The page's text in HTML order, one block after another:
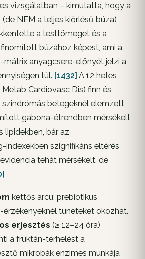
vizsgálatban – kimutatta, hogy a
NEM a teljes kiőrlésű búza)
a testtömeget és a
búzához képest, ami a
mátrix anyagcsere-előnyét jelzi a
túl. [1432] A 12 hetes
Cardiovasc Dis) finn és
betegeknél elemzett
gabona-étrendben mérsékelt
lipidekben, bár az
indexekben szignifikáns eltérés
tehát mérsékelt, de
kettős arcú: prebiotikus
tüneteket okozhat.
erjesztés (≥ 12–24 óra)
a fruktán-terhelést a
mikrobák enzimes munkája